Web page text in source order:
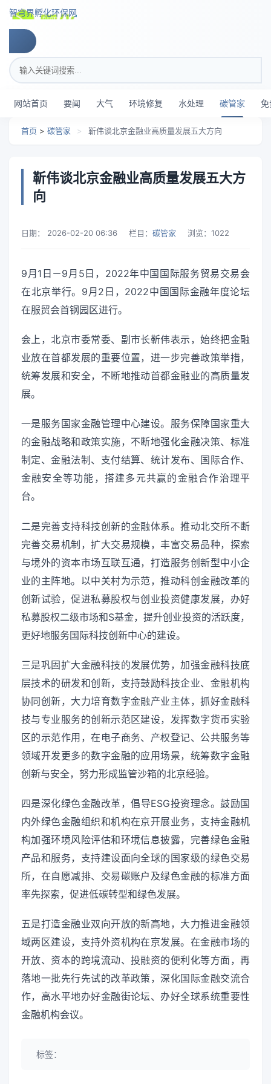
智穹界孵化环保网
搜索关键词
网站首页 要闻 大气 环境修复 水处理 碳管家 免
首页 > 碳管家 > 靳伟谈北京金融业高质量发展五大方向
靳伟谈北京金融业高质量发展五大方
向
日期： 2026-02-20 06:36 栏目： 碳管家 浏览： 1022
9月1日－9月5日，2022年中国国际服务贸易交易会
在北京举行。9月2日，2022中国国际金融年度论坛
在服贸会首钢园区进行。
会上，北京市委常委、副市长靳伟表示，始终把金融
业放在首都发展的重要位置，进一步完善政策举措，
统筹发展和安全，不断地推动首都金融业的高质量发
展。
一是服务国家金融管理中心建设。服务保障国家重大
的金融战略和政策实施，不断地强化金融决策、标准
制定、金融法制、支付结算、统计发布、国际合作、
金融安全等功能，搭建多元共赢的金融合作治理平
台。
二是完善支持科技创新的金融体系。推动北交所不断
完善交易机制，扩大交易规模，丰富交易品种，探索
与境外的资本市场互联互通，打造服务创新型中小企
业的主阵地。以中关村为示范，推动科创金融改革的
创新试验，促进私募股权与创业投资健康发展，办好
私募股权二级市场和S基金，提升创业投资的活跃度，
更好地服务国际科技创新中心的建设。
三是巩固扩大金融科技的发展优势，加强金融科技底
层技术的研发和创新，支持鼓励科技企业、金融机构
协同创新，大力培育数字金融产业主体，抓好金融科
技与专业服务的创新示范区建设，发挥数字货币实验
区的示范作用，在电子商务、产权登记、公共服务等
领域开发更多的数字金融的应用场景，统筹数字金融
创新与安全，努力形成监管沙箱的北京经验。
四是深化绿色金融改革，倡导ESG投资理念。鼓励国
内外绿色金融组织和机构在京开展业务，支持金融机
构加强环境风险评估和环境信息披露，完善绿色金融
产品和服务，支持建设面向全球的国家级的绿色交易
所，在自愿减排、交易碳账户及绿色金融的标准方面
率先探索，促进低碳转型和绿色发展。
五是打造金融业双向开放的新高地，大力推进金融领
域两区建设，支持外资机构在京发展。在金融市场的
开放、资本的跨境流动、投融资的便利化等方面，再
落地一批先行先试的改革政策，深化国际金融交流合
作，高水平地办好金融街论坛、办好全球系统重要性
金融机构会议。
标签：